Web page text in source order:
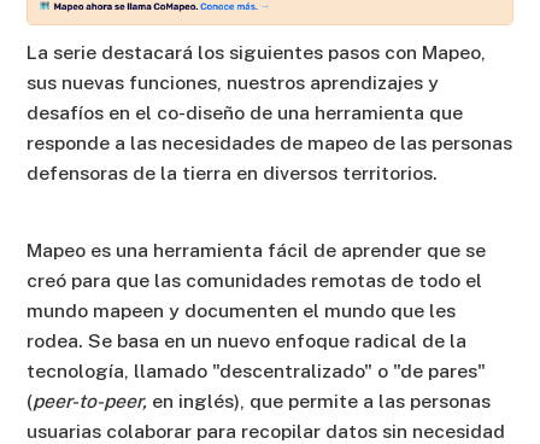
La serie destacará los siguientes pasos con Mapeo,
sus nuevas funciones, nuestros aprendizajes y
desafíos en el co-diseño de una herramienta que
responde a las necesidades de mapeo de las personas
defensoras de la tierra en diversos territorios.
Mapeo es una herramienta fácil de aprender que se
creó para que las comunidades remotas de todo el
mundo mapeen y documenten el mundo que les
rodea. Se basa en un nuevo enfoque radical de la
tecnología, llamado "descentralizado" o "de pares"
(peer-to-peer, en inglés), que permite a las personas
usuarias colaborar para recopilar datos sin necesidad